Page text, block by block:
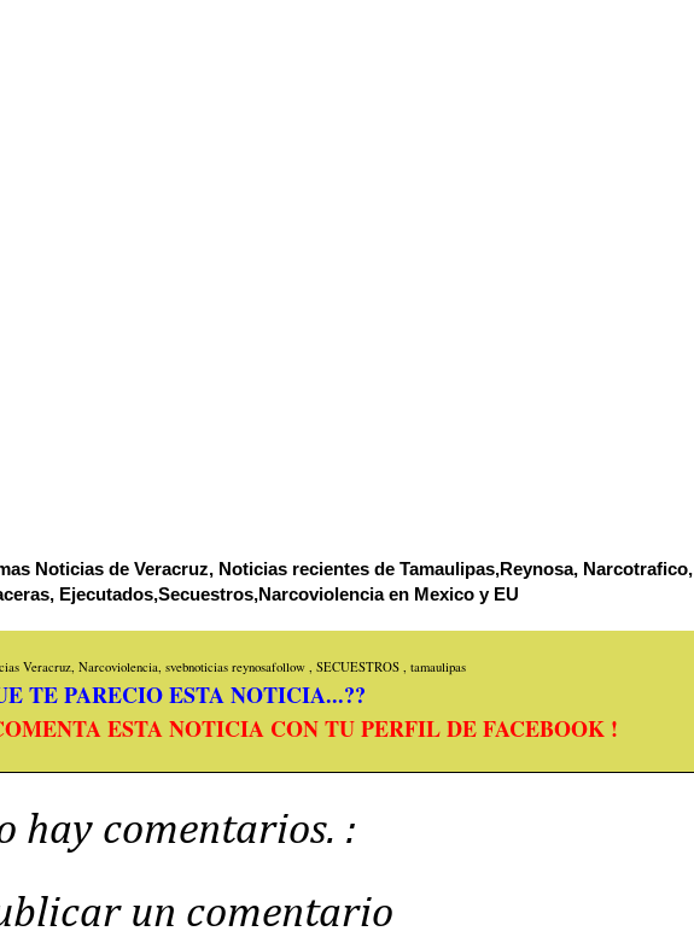
Noticias de Veracruz, Noticias recientes de Tamaulipas,Reynosa, Narcotrafico,
Ejecutados,Secuestros,Narcoviolencia en Mexico y EU
Veracruz, Narcoviolencia, svebnoticias reynosafollow , SECUESTROS , tamaulipas
TE PARECIO ESTA NOTICIA...??
ESTA NOTICIA CON TU PERFIL DE FACEBOOK !
hay comentarios. :
un comentario